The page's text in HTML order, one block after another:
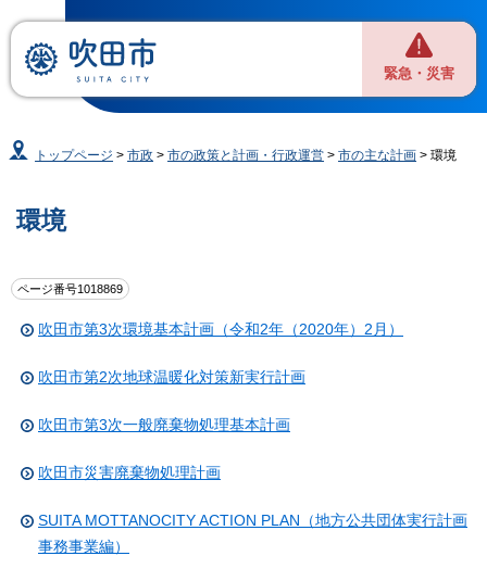
緊急・災害
トップページ >市政 >市の政策と計画・行政運営 >市の主な計画 > 環境
環境
ページ番号1018869
吹田市第3次環境基本計画（令和2年（2020年）2月）
吹田市第2次地球温暖化対策新実行計画
吹田市第3次一般廃棄物処理基本計画
吹田市災害廃棄物処理計画
SUITA MOTTANOCITY ACTION PLAN（地方公共団体実行計画
事務事業編）